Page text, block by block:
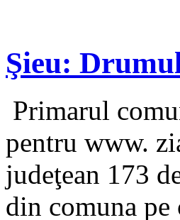
Şieu:
Primarul
pentru www.
judeţean 173
din comuna